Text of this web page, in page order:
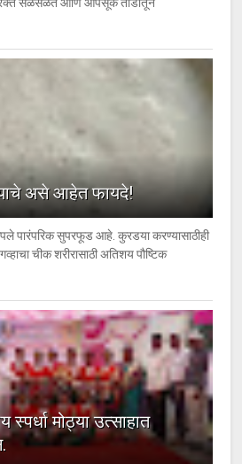
रक्त सळसळते आणि आपसूक तोंडातून
असे आहेत फायदे!
पारंपरिक सुपरफूड आहे. कुरडया करण्यासाठीही
चीक शरीरासाठी अतिशय पौष्टिक
मोठ्या उत्साहात